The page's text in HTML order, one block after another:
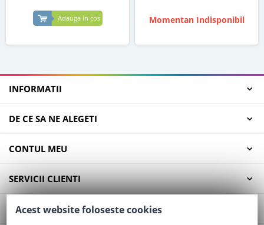
Adauga in cos Momentan Indisponibil
INFORMATII
DE CE SA NE ALEGETI
CONTUL MEU
SERVICII CLIENTI
CONTACT
Acest website foloseste cookies